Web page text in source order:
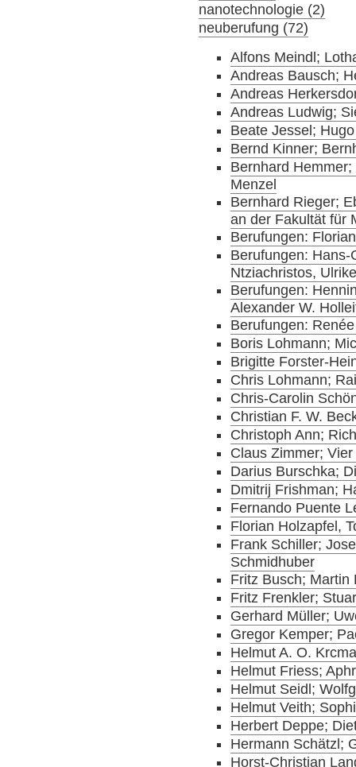
nanotechnologie (2)
neuberufung (72)
Alfons Meindl;
Andreas Bausch;
Andreas
Andreas Ludwig;
Beate Jessel;
Bernd Kinner;
Bernhard
Menzel
Bernhard Rieger;
an der Fakultät für
Berufungen:
Berufungen:
Ntziachristos,
Berufungen:
Alexander W.
Berufungen:
Boris Lohmann;
Brigitte Forster-
Chris Lohmann;
Chris-Carolin
Christian F. W.
Christoph Ann;
Claus Zimmer;
Darius Burschka;
Dmitrij Frishman;
Fernando Puente
Florian Holzapfel,
Frank Schiller;
Schmidhuber
Fritz Busch; Martin
Fritz Frenkler;
Gerhard Müller;
Gregor Kemper;
Helmut A. O.
Helmut Friess;
Helmut Seidl;
Helmut Veith;
Herbert Deppe;
Hermann Schätzl;
Horst-Christian